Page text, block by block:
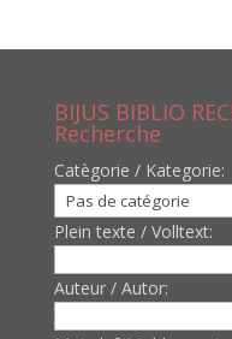
BIJUS BIBLIO
Recherche
Catègorie / Kategorie:
Plein texte / Volltext:
Auteur / Autor: